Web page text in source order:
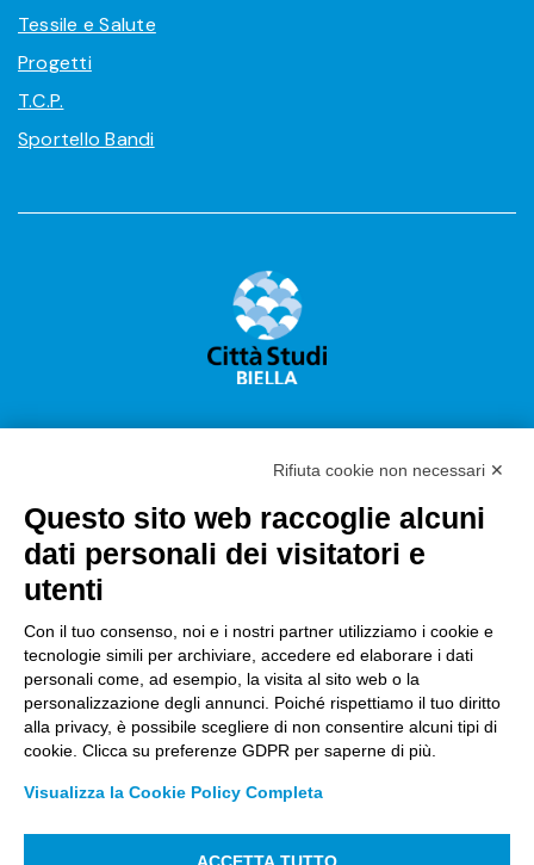
Tessile e Salute
Progetti
T.C.P.
Sportello Bandi
Città Studi S.p.A.
Sede Legale Corso G. Pella, 2 – 13900 Biella Italy –
18.235.000,00
Registro Imprese Biella C. F. e numero 01491490023 –
R.E.A. CCIAA BI n. 142579 – Partita IVA 01491490023
PEC:amm.cittastudi@pec.ptbiellese.it–
megaweb@pec.ptbiellese.it
Rifiuta cookie non necessari ✕
Questo sito web raccoglie alcuni
dati personali dei visitatori e
utenti
Con il tuo consenso, noi e i nostri partner utilizziamo i cookie e
tecnologie simili per archiviare, accedere ed elaborare i dati
personali come, ad esempio, la visita al sito web o la
personalizzazione degli annunci. Poiché rispettiamo il tuo diritto
alla privacy, è possibile scegliere di non consentire alcuni tipi di
cookie. Clicca su preferenze GDPR per saperne di più.
Visualizza la Cookie Policy Completa
ACCETTA TUTTO